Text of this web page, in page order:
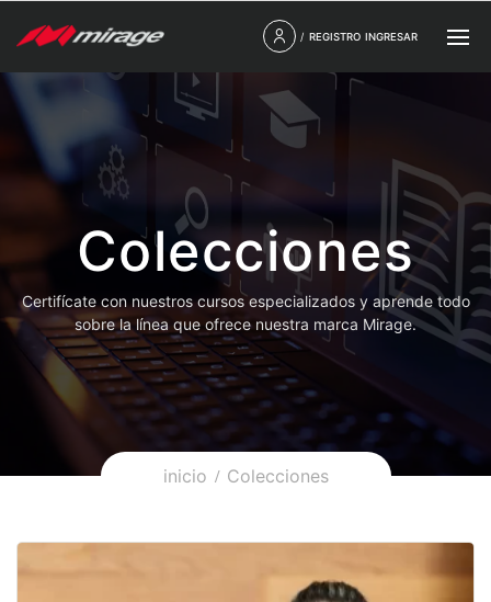
/ REGISTRO INGRESAR
Colecciones
Certifícate con nuestros cursos especializados y aprende todo
sobre la línea que ofrece nuestra marca Mirage.
inicio Colecciones